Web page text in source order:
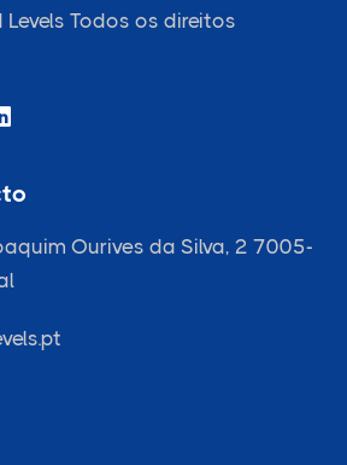
Todos os direitos
Ourives da Silva, 2 7005-